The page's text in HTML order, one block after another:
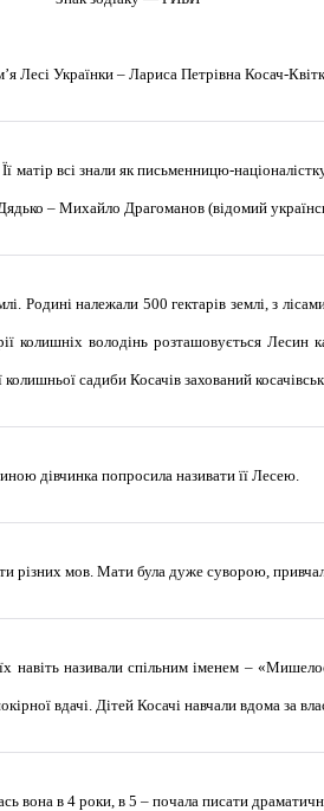
Лесі Українки – Лариса Петрівна Косач-
матір всі знали як письменницю-
– Михайло Драгоманов (відомий
Родині належали 500 гектарів землі, з
колишніх володінь розташовується
садиби Косачів захований
дівчинка попросила називати її Лесею.
різних мов. Мати була дуже суворою,
називали спільним іменем –
вдачі. Дітей Косачі навчали вдома за
вона в 4 роки, в 5 – почала писати